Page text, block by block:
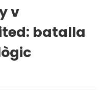
v
batalla